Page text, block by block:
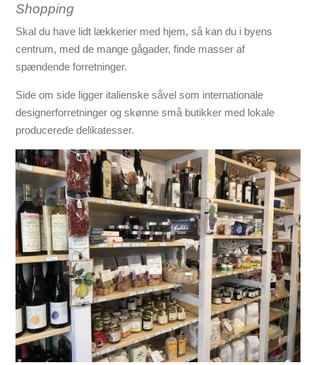
Shopping
Skal du have lidt lækkerier med hjem, så kan du i byens
centrum, med de mange gågader, finde masser af
spændende forretninger.
Side om side ligger italienske såvel som internationale
designerforretninger og skønne små butikker med lokale
producerede delikatesser.